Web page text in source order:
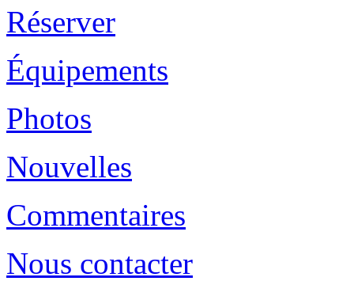
Réserver
Équipements
Photos
Nouvelles
Commentaires
Nous contacter